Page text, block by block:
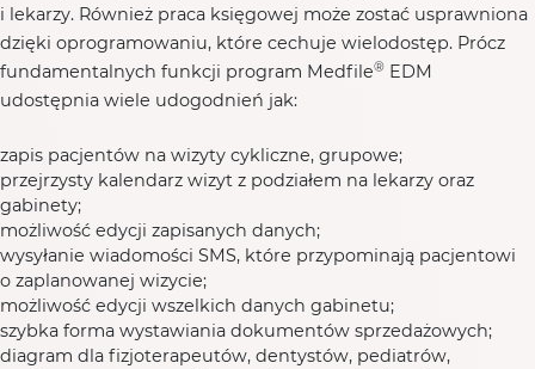
i lekarzy. Również praca księgowej może zostać usprawniona
dzięki oprogramowaniu, które cechuje wielodostęp. Prócz
fundamentalnych funkcji program Medfile® EDM
udostępnia wiele udogodnień jak:
zapis pacjentów na wizyty cykliczne, grupowe;
przejrzysty kalendarz wizyt z podziałem na lekarzy oraz
gabinety;
możliwość edycji zapisanych danych;
wysyłanie wiadomości SMS, które przypominają pacjentowi
o zaplanowanej wizycie;
możliwość edycji wszelkich danych gabinetu;
szybka forma wystawiania dokumentów sprzedażowych;
diagram dla fizjoterapeutów, dentystów, pediatrów,